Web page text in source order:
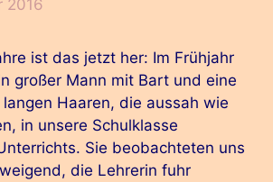
2016
ist das jetzt her: Im Frühjahr
großer Mann mit Bart und eine
Haaren, die aussah wie
in unsere Schulklasse
Sie beobachteten uns
die Lehrerin fuhr